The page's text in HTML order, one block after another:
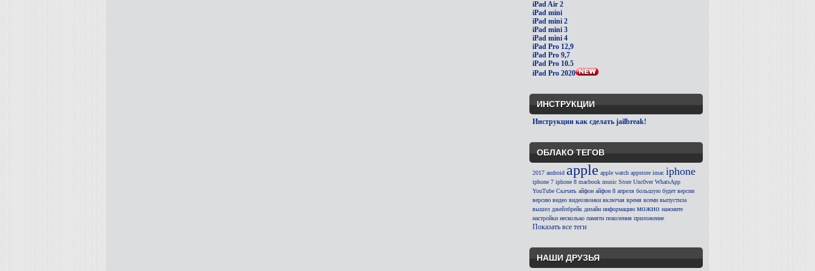
iPad Air 2
iPad mini
iPad mini 2
iPad mini 3
iPad mini 4
iPad Pro 12,9
iPad Pro 9,7
iPad Pro 10.5
iPad Pro 2020
ИНСТРУКЦИИ
Инструкции как сделать jailbreak!
ОБЛАКО ТЕГОВ
2017 android apple apple watch appstore imac iphone
iphone 7 iphone 8 macbook music Store Unc0ver WhatsApp
YouTube Скачать айфон айфон 8 апреля большую будет версии
версию видео видеозвонки включая время всеми выпустила
вышел джейлбрейк дизайн информацию можно нажмите
настройки несколько памяти поколения приложение
Показать все теги
НАШИ ДРУЗЬЯ